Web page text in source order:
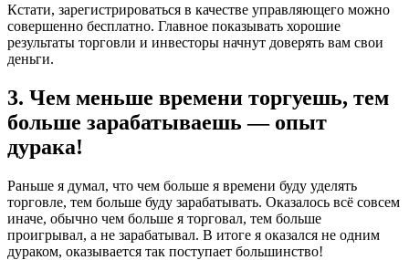
Кстати, зарегистрироваться в качестве управляющего можно
совершенно бесплатно. Главное показывать хорошие
результаты торговли и инвесторы начнут доверять вам свои
деньги.
3. Чем меньше времени торгуешь, тем
больше зарабатываешь — опыт
дурака!
Раньше я думал, что чем больше я времени буду уделять
торговле, тем больше буду зарабатывать. Оказалось всё совсем
иначе, обычно чем больше я торговал, тем больше
проигрывал, а не зарабатывал. В итоге я оказался не одним
дураком, оказывается так поступает большинство!